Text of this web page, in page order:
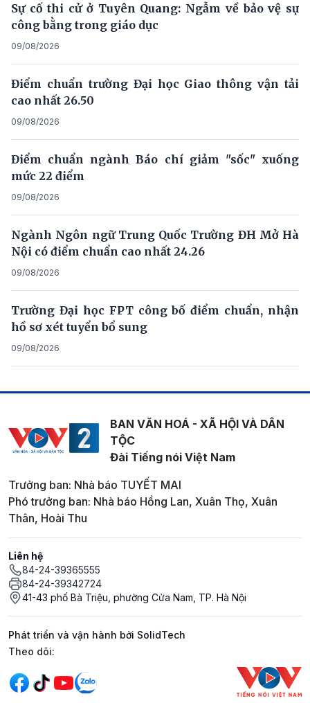
Sự cố thi cử ở Tuyên Quang: Ngẫm về bảo vệ sự
công bằng trong giáo dục
09/08/2026
Điểm chuẩn trường Đại học Giao thông vận tải
cao nhất 26.50
09/08/2026
Điểm chuẩn ngành Báo chí giảm "sốc" xuống
mức 22 điểm
09/08/2026
Ngành Ngôn ngữ Trung Quốc Trường ĐH Mở Hà
Nội có điểm chuẩn cao nhất 24.26
09/08/2026
Trường Đại học FPT công bố điểm chuẩn, nhận
hồ sơ xét tuyển bổ sung
09/08/2026
BAN VĂN HOÁ - XÃ HỘI VÀ DÂN
TỘC
Đài Tiếng nói Việt Nam
Trưởng ban: Nhà báo TUYẾT MAI
Phó trưởng ban: Nhà báo Hồng Lan, Xuân Thọ, Xuân
Thân, Hoài Thu
Liên hệ
84-24-39365555
84-24-39342724
41-43 phố Bà Triệu, phường Cửa Nam, TP. Hà Nội
Phát triển và vận hành bởi SolidTech
Mạng xã hội
Theo dõi: